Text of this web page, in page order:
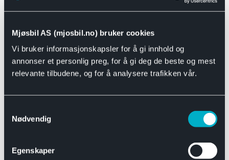
Mjøsbil AS (mjosbil.no) bruker cookies
Vi bruker informasjonskapsler for å gi innhold og
annonser et personlig preg, for å gi deg de beste og mest
relevante tilbudene, og for å analysere trafikken vår.
Nødvendig
Egenskaper
Motor og drivverk
Se alle Universal
Bremsedeler
Se alle Bremsedeler
Bremsenippler
Drivline og motor
Se alle Drivline og motor
Eksosanlegg